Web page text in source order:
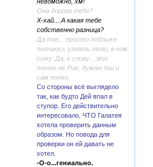
Она дорога тебе?
Х-хай....А какая тебе
собственно разница?
Да так....просто поближе
пытаюсь узнать того, в ком
сижу. Да, к слову....это
точно не Рие, думаю ты и
сам понял.
Со стороны всё выглядело
так, как будто Дей впал в
ступор. Его действительно
интересовало, ЧТО Галатея
хотела проверить данным
образом. Но повода для
проверки он ей давать не
хотел.
-О-о...гениально.